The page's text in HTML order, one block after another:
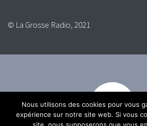
© La Grosse Radio, 2021
Nous utilisons des cookies pour vous
expérience sur notre site web. Si vous